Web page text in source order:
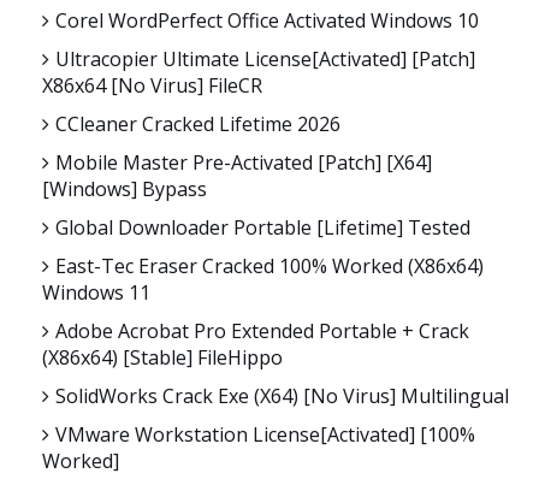
Corel WordPerfect Office Activated Windows 10
Ultracopier Ultimate License[Activated] [Patch]
X86x64 [no Virus] FileCR
CCleaner Cracked Lifetime 2026
Mobile Master Pre-Activated [Patch] [x64]
[Windows] Bypass
Global Downloader Portable [Lifetime] Tested
East-Tec Eraser Cracked 100% Worked (x86x64)
Windows 11
Adobe Acrobat Pro Extended Portable + Crack
(x86x64) [Stable] FileHippo
SolidWorks Crack Exe (x64) [no Virus] Multilingual
VMware Workstation License[Activated] [100%
Worked]